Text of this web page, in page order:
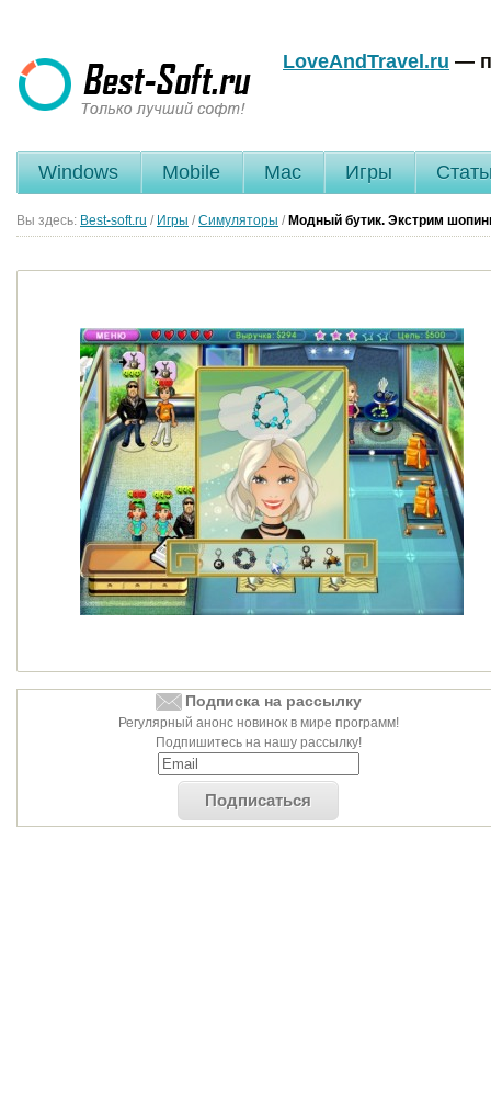
LoveAndTravel.ru —
Windows Mobile Mac Игры
Вы здесь: Best-soft.ru / Игры / Симуляторы / Модный бутик. Экстрим
Подписка на рассылку
Регулярный анонс новинок в мире программ!
Подпишитесь на нашу рассылку!
Подписаться